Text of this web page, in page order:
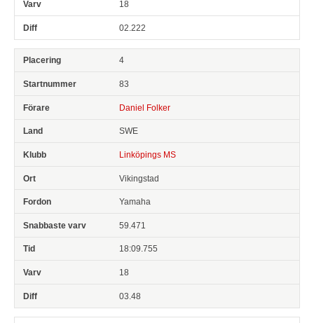
18
02.222
4
83
Daniel Folker
SWE
Linköpings MS
Vikingstad
Yamaha
59.471
18:09.755
18
03.48